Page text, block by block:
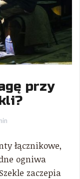
przy
łącznikowe,
ogniwa
zaczepia